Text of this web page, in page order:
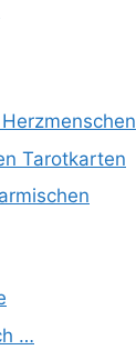
Tarotkarten
…